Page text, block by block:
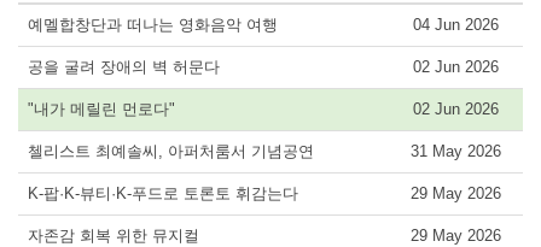
예멜합창단과 떠나는 영화음악 여행 04 Jun 2026
공을 굴려 장애의 벽 허문다 02 Jun 2026
"내가 메릴린 먼로다" 02 Jun 2026
첼리스트 최예솔씨, 아퍼처룸서 기념공연 31 May 2026
K-팝·K-뷰티·K-푸드로 토론토 휘감는다 29 May 2026
자존감 회복 위한 뮤지컬 29 May 2026